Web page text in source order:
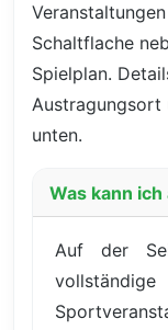
Schaltflache
Spielplan.
Austragungsort
unten.
Was kann
Auf der